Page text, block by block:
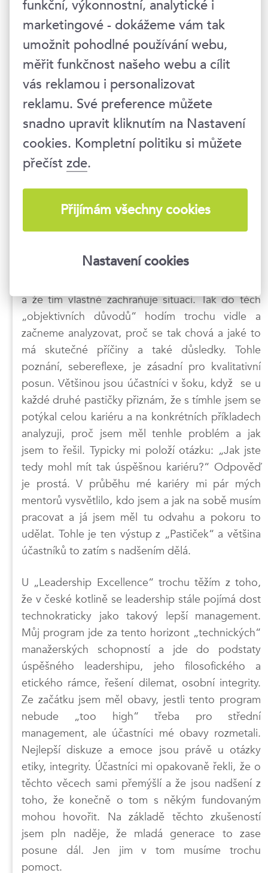
pokračovat, umožňuje to rozvoj online
technologií. Ale je třeba si uvědomit, že to bude
klást naprosto nové požadavky na úroveň
leadershipu, proto to musí firmy reflektovat ve
svých programech rozvoje managementu a
leadershipu. Kdo to podcení, spláče nad
výsledkem.
V Top Vision vedete kurzy „Pastičky na cestě
mladých leaderů“ a „Leadership Excellence“.
momentů, které u účastníků kurzů pozorujete?
„Pastičky mladých leaderů“ přinášejí spoustu
řekne „ano, do této pastičky padám“ a začne
a že tím vlastně zachraňuje situaci. Tak do těch
„objektivních důvodů“ hodím trochu vidle a
začneme analyzovat, proč se tak chová a jaké to
má skutečné příčiny a také důsledky. Tohle
poznání, sebereflexe, je zásadní pro kvalitativní
posun. Většinou jsou účastníci v šoku, když se u
každé druhé pastičky přiznám, že s tímhle jsem se
potýkal celou kariéru a na konkrétních příkladech
analyzuji, proč jsem měl tenhle problém a jak
jsem to řešil. Typicky mi položí otázku: „Jak jste
tedy mohl mít tak úspěšnou kariéru?“ Odpověď
je prostá. V průběhu mé kariéry mi pár mých
mentorů vysvětlilo, kdo jsem a jak na sobě musím
pracovat a já jsem měl tu odvahu a pokoru to
udělat. Tohle je ten výstup z „Pastiček“ a většina
účastníků to zatím s nadšením dělá.
U „Leadership Excellence“ trochu těžím z toho,
že v české kotlině se leadership stále pojímá dost
technokraticky jako takový lepší management.
Můj program jde za tento horizont „technických“
manažerských schopností a jde do podstaty
úspěšného leadershipu, jeho filosofického a
etického rámce, řešení dilemat, osobní integrity.
Ze začátku jsem měl obavy, jestli tento program
nebude „too high“ třeba pro střední
management, ale účastníci mé obavy rozmetali.
Nejlepší diskuze a emoce jsou právě u otázky
etiky, integrity. Účastníci mi opakovaně řekli, že o
těchto věcech sami přemýšlí a že jsou nadšení z
toho, že konečně o tom s někým fundovaným
mohou hovořit. Na základě těchto zkušeností
jsem pln naděje, že mladá generace to zase
posune dál. Jen jim v tom musíme trochu
pomoct.
funkční, výkonnostní, analytické i
marketingové - dokážeme vám tak
umožnit pohodlné používání webu,
měřit funkčnost našeho webu a cílit
vás reklamou i personalizovat
reklamu. Své preference můžete
snadno upravit kliknutím na Nastavení
cookies. Kompletní politiku si můžete
přečístzde.
Přijímám všechny cookies
Nastavení cookies